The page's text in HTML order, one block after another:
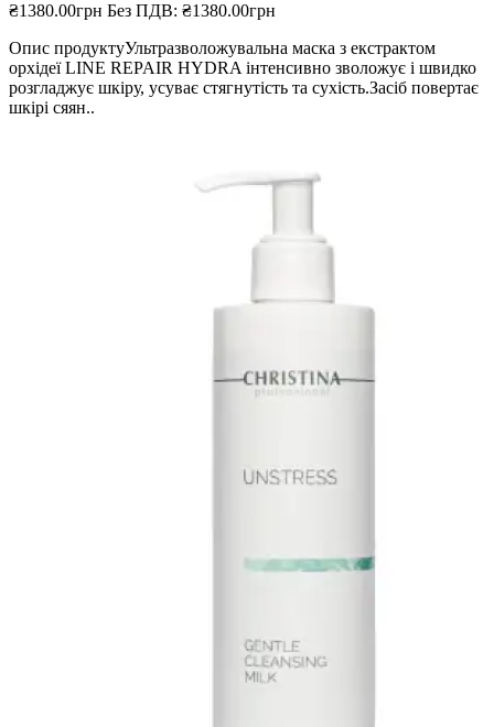
₴1380.00грн Без ПДВ: ₴1380.00грн
Опис продуктуУльтразволожувальна маска з екстрактом
орхідеї LINE REPAIR HYDRA інтенсивно зволожує і швидко
розгладжує шкіру, усуває стягнутість та сухість.Засіб повертає
шкірі сяян..